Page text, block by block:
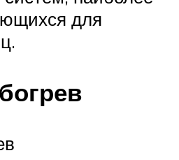
для